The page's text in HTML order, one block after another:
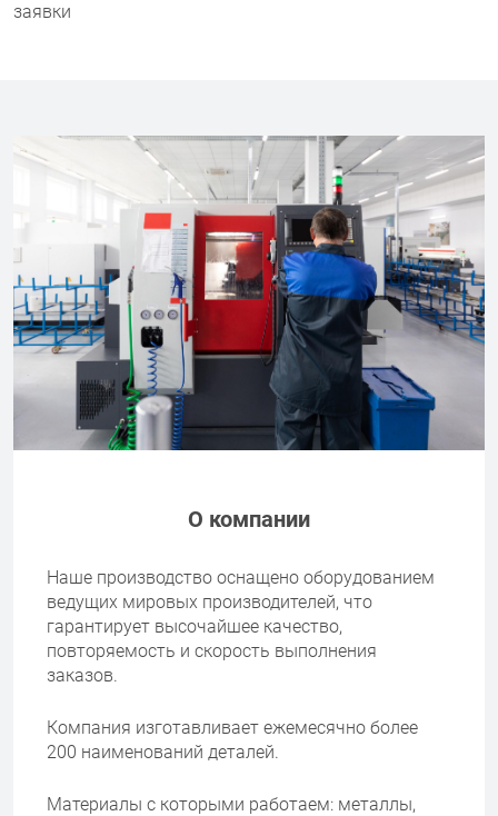
заявки
О компании
Наше производство оснащено оборудованием
ведущих мировых производителей, что
гарантирует высочайшее качество,
повторяемость и скорость выполнения
заказов.
Компания изготавливает ежемесячно более
200 наименований деталей.
Материалы с которыми работаем: металлы,